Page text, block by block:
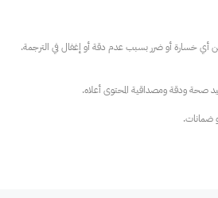
ضمانات.